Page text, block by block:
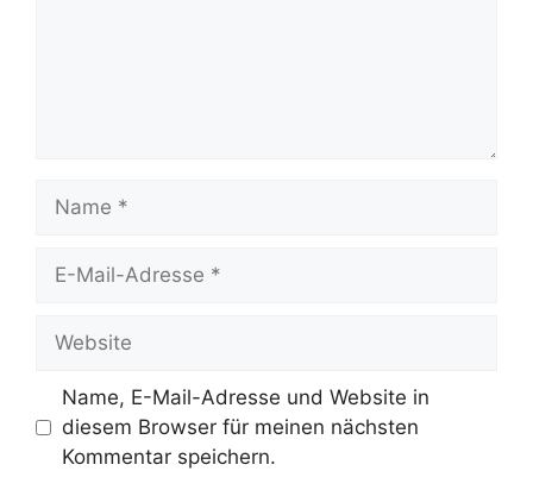
Mail-
Name, E-Mail-Adresse und Website in
diesem Browser für meinen nächsten
Kommentar speichern.